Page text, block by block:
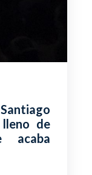
lleno de
acaba